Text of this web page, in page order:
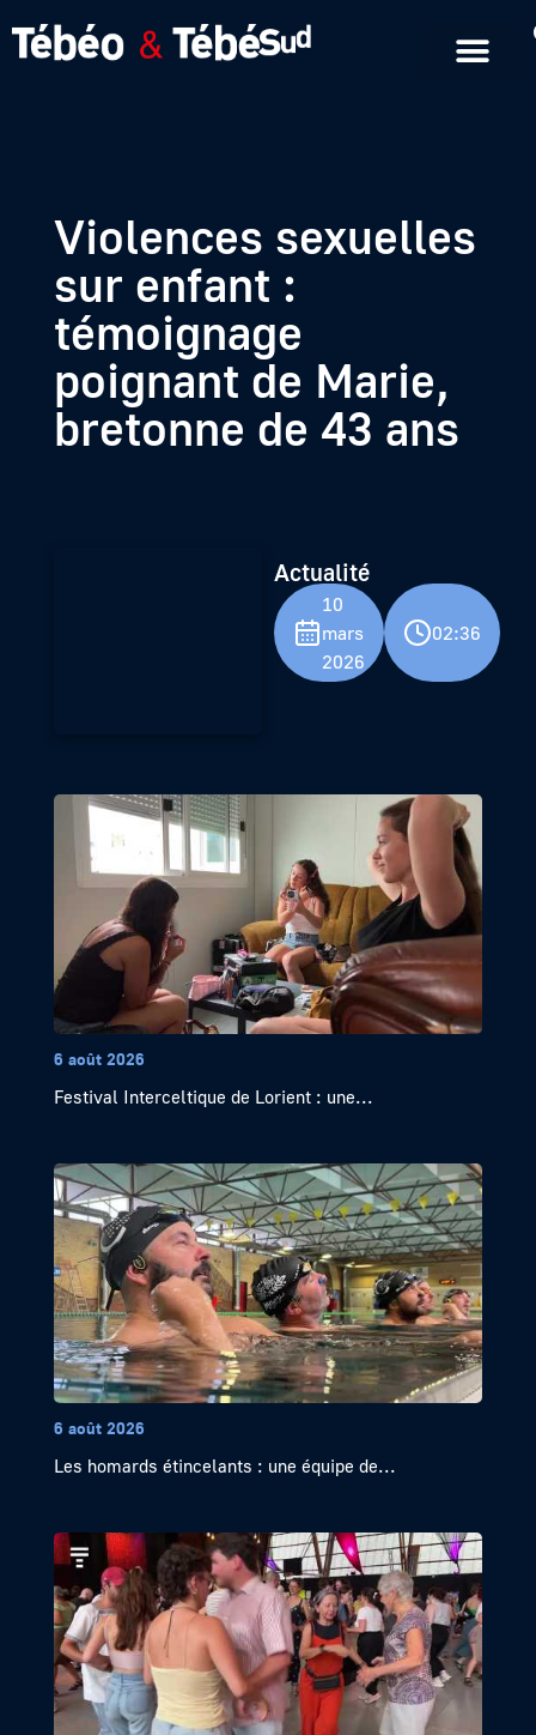
Violences sexuelles
sur enfant :
témoignage
poignant de Marie,
bretonne de 43 ans
Actualité
10
mars
2026
02:36
6 août 2026
Festival Interceltique de Lorient : une...
6 août 2026
Les homards étincelants : une équipe de...